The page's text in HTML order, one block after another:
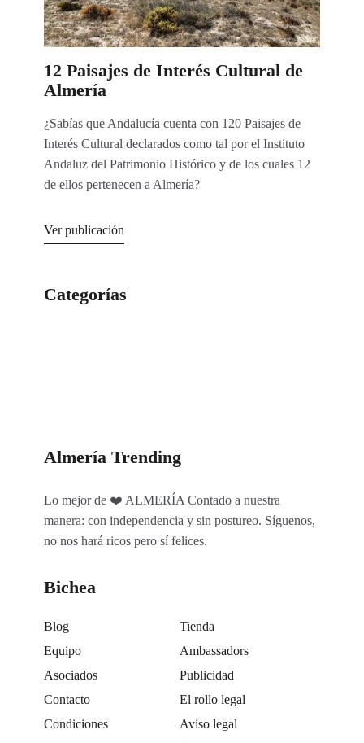
12 Paisajes de Interés Cultural de
Almería
¿Sabías que Andalucía cuenta con 120 Paisajes de
Interés Cultural declarados como tal por el Instituto
Andaluz del Patrimonio Histórico y de los cuales 12
de ellos pertenecen a Almería?
Ver publicación
Categorías
Almería Trending
Lo mejor de ❤️ ALMERÍA Contado a nuestra
manera: con independencia y sin postureo. Síguenos,
no nos hará ricos pero sí felices.
Bichea
Blog
Tienda
Equipo
Ambassadors
Asociados
Publicidad
Contacto
El rollo legal
Condiciones
Aviso legal